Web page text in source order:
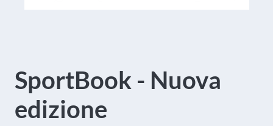
SportBook - Nuova
edizione